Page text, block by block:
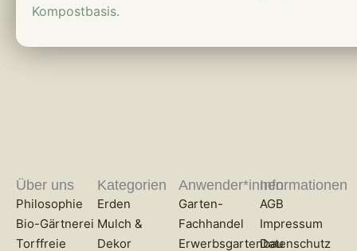
Kompostbasis.
Über uns
Philosophie
Bio-Gärtnerei
Torffreie
Kategorien
Erden
Mulch &
Dekor
Anwender*innen
Garten-
Fachhandel
Erwerbsgartenbau
Informationen
AGB
Impressum
Datenschutz